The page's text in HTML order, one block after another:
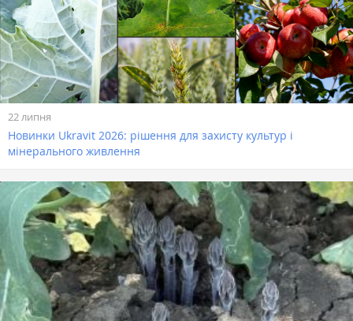
22 липня
Новинки Ukravit 2026: рішення для захисту культур і
мінерального живлення